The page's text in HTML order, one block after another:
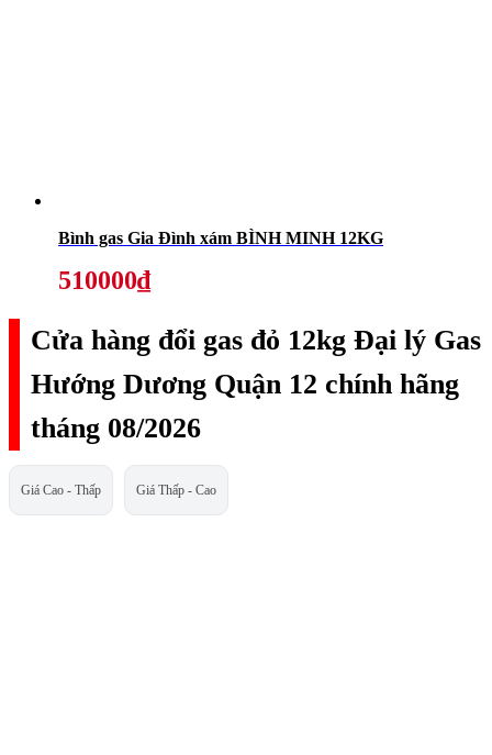
Bình gas Gia Đình xám BÌNH MINH 12KG
510000₫
Cửa hàng đổi gas đỏ 12kg Đại lý Gas
Hướng Dương Quận 12 chính hãng
tháng 08/2026
Giá Cao - Thấp Giá Thấp - Cao